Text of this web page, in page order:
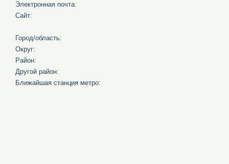
Электронная почта:
Сайт:
Город/область:
Округ:
Район:
Другой район:
Ближайшая станция метро: